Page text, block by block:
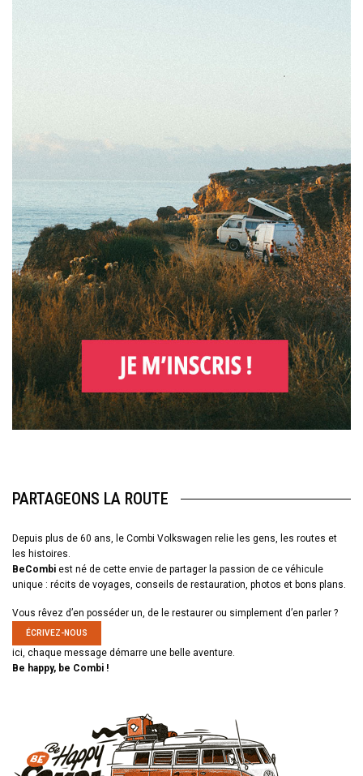
PARTAGEONS LA ROUTE
Depuis plus de 60 ans, le Combi Volkswagen relie les gens, les routes et
les histoires.
BeCombi est né de cette envie de partager la passion de ce véhicule
unique : récits de voyages, conseils de restauration, photos et bons plans.
Vous rêvez d’en posséder un, de le restaurer ou simplement d’en parler ?
ÉCRIVEZ-NOUS
ici, chaque message démarre une belle aventure.
Be happy, be Combi !